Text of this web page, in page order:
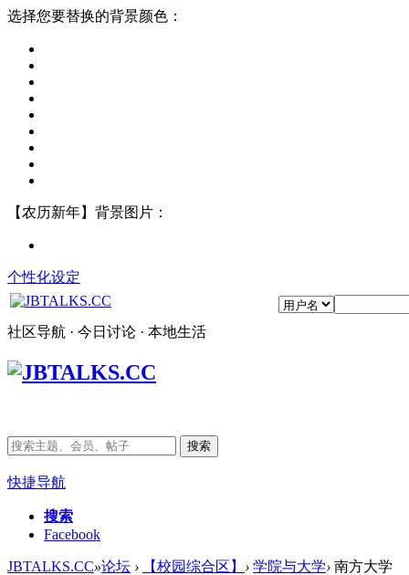
选择您要替换的背景颜色：
【农历新年】背景图片：
个性化设定
社区导航 · 今日讨论 · 本地生活
搜索
快捷导航
搜索
Facebook
JBTALKS.CC»论坛 › 【校园综合区】 › 学院与大学› 南方大学